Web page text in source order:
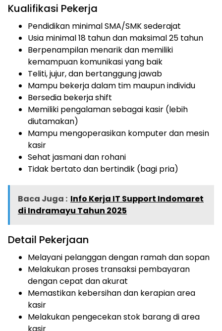
Kualifikasi Pekerja
Pendidikan minimal SMA/SMK sederajat
Usia minimal 18 tahun dan maksimal 25 tahun
Berpenampilan menarik dan memiliki
kemampuan komunikasi yang baik
Teliti, jujur, dan bertanggung jawab
Mampu bekerja dalam tim maupun individu
Bersedia bekerja shift
Memiliki pengalaman sebagai kasir (lebih
diutamakan)
Mampu mengoperasikan komputer dan mesin
kasir
Sehat jasmani dan rohani
Tidak bertato dan bertindik (bagi pria)
Baca Juga : Info Kerja IT Support Indomaret
di Indramayu Tahun 2025
Detail Pekerjaan
Melayani pelanggan dengan ramah dan sopan
Melakukan proses transaksi pembayaran
dengan cepat dan akurat
Memastikan kebersihan dan kerapian area
kasir
Melakukan pengecekan stok barang di area
kasir